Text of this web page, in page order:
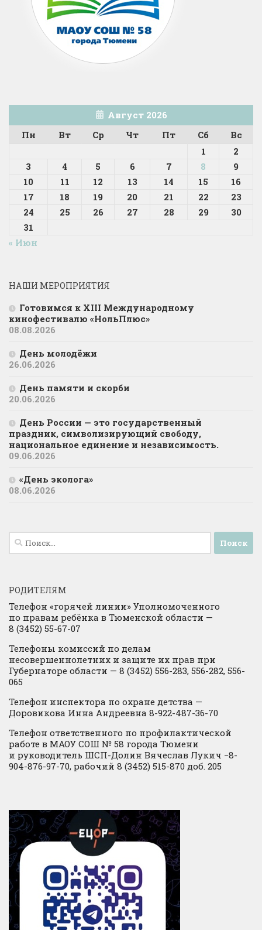
Август 2026
Пн
Вт Ср Чт Пт Сб
Вс
1
2
3
4 5 6 7 8
9
10
11 12 13 14 15
16
17
18 19 20 21 22
23
24
25 26 27 28 29
30
31
« Июн
НАШИ МЕРОПРИЯТИЯ
Готовимся к XIII Международному
кинофестивалю «НольПлюс»
08.08.2026
День молодёжи
26.06.2026
День памяти и скорби
20.06.2026
День России — это государственный
праздник, символизирующий свободу,
национальное единение и независимость.
09.06.2026
«День эколога»
08.06.2026
Найти:
РОДИТЕЛЯМ
Телефон «горячей линии» Уполномоченного
по правам ребёнка в Тюменской области —
8 (3452) 55-67-07
Телефоны комиссий по делам
несовершеннолетних и защите их прав при
Губернаторе области — 8 (3452) 556-283, 556-282, 556-
065
Телефон инспектора по охране детства —
Доровикова Инна Андреевна 8-922-487-36-70
Телефон ответственного по профилактической
работе в МАОУ СОШ № 58 города Тюмени
и руководитель ШСП-Долин Вячеслав Лукич −8-
904-876-97-70, рабочий 8 (3452) 515-870 доб. 205